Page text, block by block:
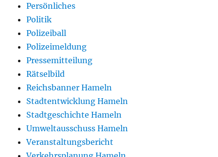
Persönliches
Politik
Polizeiball
Polizeimeldung
Pressemitteilung
Rätselbild
Reichsbanner Hameln
Stadtentwicklung Hameln
Stadtgeschichte Hameln
Umweltausschuss Hameln
Veranstaltungsbericht